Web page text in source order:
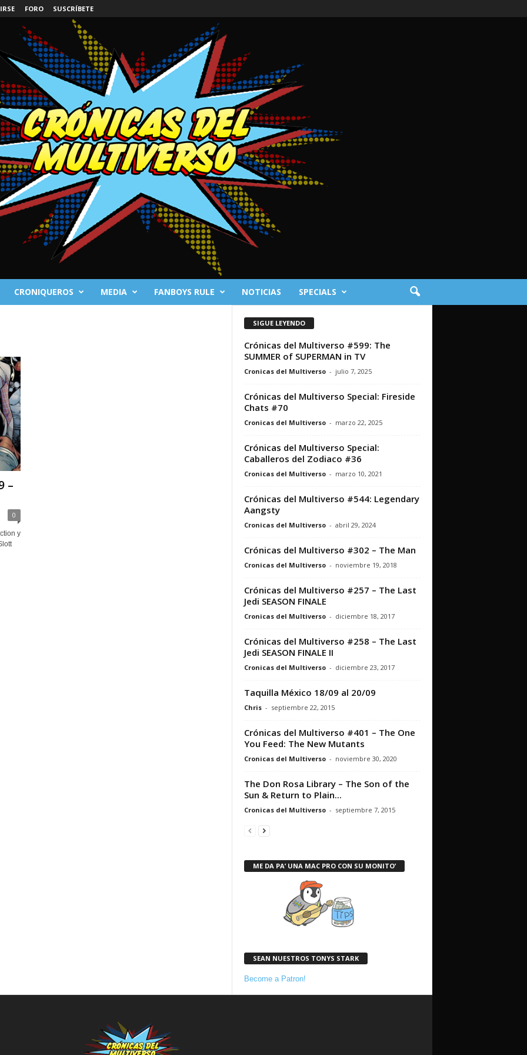
FORO SUSCRÍBETE
CRONIQUEROS MEDIA FANBOYS RULE NOTICIAS SPECIALS
–
0
y
SIGUE LEYENDO
Crónicas del Multiverso #599: The
SUMMER of SUPERMAN in TV
Cronicas del Multiverso - julio 7, 2025
Crónicas del Multiverso Special: Fireside
Chats #70
Cronicas del Multiverso - marzo 22, 2025
Crónicas del Multiverso Special:
Caballeros del Zodiaco #36
Cronicas del Multiverso - marzo 10, 2021
Crónicas del Multiverso #544: Legendary
Aangsty
Cronicas del Multiverso - abril 29, 2024
Crónicas del Multiverso #302 – The Man
Cronicas del Multiverso - noviembre 19, 2018
Crónicas del Multiverso #257 – The Last
Jedi SEASON FINALE
Cronicas del Multiverso - diciembre 18, 2017
Crónicas del Multiverso #258 – The Last
Jedi SEASON FINALE II
Cronicas del Multiverso - diciembre 23, 2017
Taquilla México 18/09 al 20/09
Chris - septiembre 22, 2015
Crónicas del Multiverso #401 – The One
You Feed: The New Mutants
Cronicas del Multiverso - noviembre 30, 2020
The Don Rosa Library – The Son of the
Sun & Return to Plain...
Cronicas del Multiverso - septiembre 7, 2015
ME DA PA’ UNA MAC PRO CON SU MONITO’
SEAN NUESTROS TONYS STARK
Become a Patron!